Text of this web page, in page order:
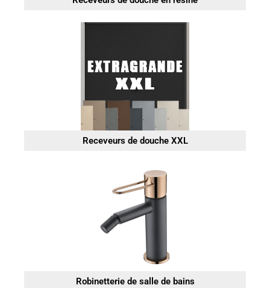
Receveurs de douche XXL
Robinetterie de salle de bains